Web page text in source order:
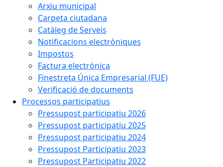
Arxiu municipal
Carpeta ciutadana
Catàleg de Serveis
Notificacions electròniques
Impostos
Factura electrònica
Finestreta Única Empresarial (FUE)
Verificació de documents
Processos participatius
Pressupost participatiu 2026
Pressupost participatiu 2025
Pressupost participatiu 2024
Pressupost Participatiu 2023
Pressupost Participatiu 2022